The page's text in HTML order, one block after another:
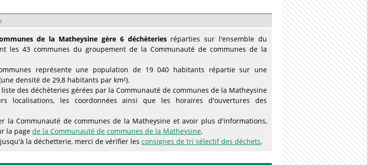
de la Matheysine gère 6 déchèteriesréparties sur l'ensemble du
les 43 communes du groupement de la Communauté de communes de la
représente une population de 19 040 habitants répartie sur une
densité de 29,8 habitants par km²).
des déchèteries gérées par la Communauté de communes de la Matheysine
localisations, les coordonnées ainsi que les horaires d'ouvertures des
la Communauté de communes de la Matheysine et avoir plus d'informations,
la page de la Communauté de communes de la Matheysine.
la déchetterie, merci de vérifier les consignes de tri sélectif des déchets.